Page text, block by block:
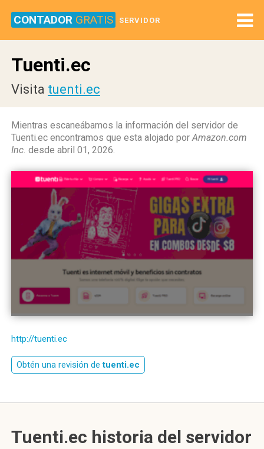
CONTADOR GRATIS SERVIDOR
Tuenti.ec
Visita tuenti.ec
Mientras escaneábamos la información del servidor de
Tuenti.ec encontramos que esta alojado porAmazon.com
Inc. desde abril 01, 2026.
http://tuenti.ec
Obtén una revisión detuenti.ec
Tuenti.ec historia del servidor